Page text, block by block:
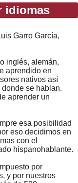
idiomas
Garro García,
inglés, alemán,
aprendido en
nativos así
se hablan.
aprender un
esa posibilidad
eso decidimos en
con el
hispanohablante.
por
y por nuestros